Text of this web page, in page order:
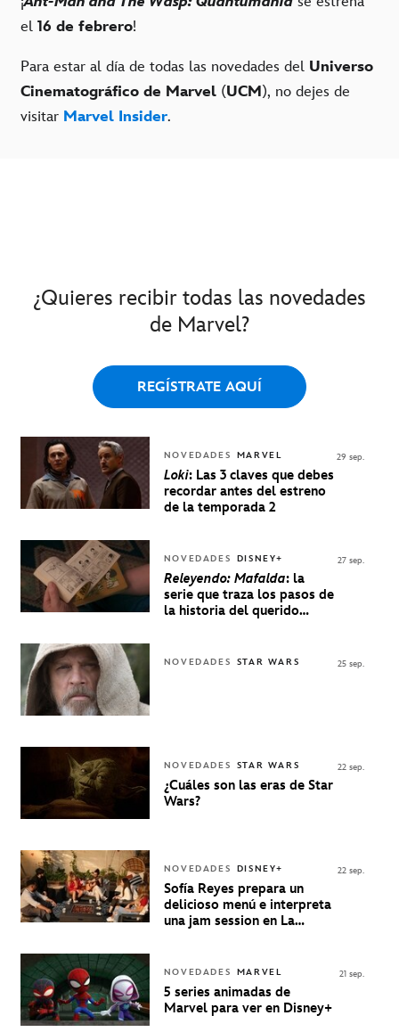
el 16 de febrero!
Para estar al día de todas las novedades del Universo
Cinematográfico de Marvel (UCM), no dejes de
visitar Marvel Insider.
¿Quieres recibir todas las novedades
de Marvel?
REGÍSTRATE AQUÍ
NOVEDADES MARVEL
Loki: Las 3 claves que debes
recordar antes del estreno
de la temporada 2
29 sep.
NOVEDADES DISNEY+
Releyendo: Mafalda: la
serie que traza los pasos de
la historia del querido
27 sep.
NOVEDADES STAR WARS 25 sep.
NOVEDADES STAR WARS
¿Cuáles son las eras de Star
Wars?
22 sep.
NOVEDADES DISNEY+
Sofía Reyes prepara un
delicioso menú e interpreta
una jam session en La
22 sep.
NOVEDADES MARVEL
5 series animadas de
Marvel para ver en Disney+
21 sep.